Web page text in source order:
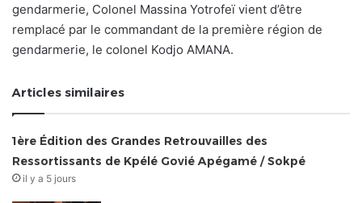
gendarmerie, Colonel Massina Yotrofeï vient d’être
remplacé par le commandant de la première région de
gendarmerie, le colonel Kodjo AMANA.
Articles similaires
1ère Édition des Grandes Retrouvailles des
Ressortissants de Kpélé Govié Apégamé / Sokpé
il y a 5 jours